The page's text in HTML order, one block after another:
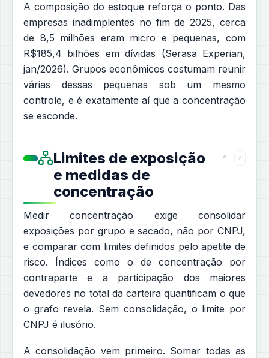
A composição do estoque reforça o ponto. Das
empresas inadimplentes no fim de 2025, cerca
de 8,5 milhões eram micro e pequenas, com
R$185,4 bilhões em dívidas (Serasa Experian,
jan/2026). Grupos econômicos costumam reunir
várias dessas pequenas sob um mesmo
controle, e é exatamente aí que a concentração
se esconde.
Limites de exposição
e medidas de
concentração
Medir concentração exige consolidar
exposições por grupo e sacado, não por CNPJ,
e comparar com limites definidos pelo apetite de
risco. Índices como o de concentração por
contraparte e a participação dos maiores
devedores no total da carteira quantificam o que
o grafo revela. Sem consolidação, o limite por
CNPJ é ilusório.
A consolidação vem primeiro. Somar todas as